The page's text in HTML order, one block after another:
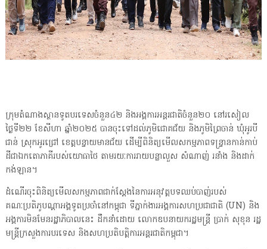
ក្រុមតំណាងស្ថានទូតបរទេសចំនួន៤២ និងអង្គការអន្តរជាតិចំនួន២០ នៅរសៀល
ថ្ងៃទី២២ ខែសីហា ឆ្នាំ២០២៥ បានចុះទៅដល់ភូមិជោគជ័យ និងភូមិព្រៃចាន់ ឃុំអូរបី
ជាន់ ស្រុកអូរជ្រៅ ខេត្តបន្ទាយមានជ័យ ដើម្បីពិនិត្យមើលសកម្មភាពទន្ទ្រានកាន់កាប់
ដីជាឯកតោភាគីរបស់យោធាថៃ តាមរយៈការរាយបន្លាលួស សំណាញ់ រនាំង និងដាក់
កង់ឡាន។
ដំណើរចុះពិនិត្យមើលសកម្មភាពជាក់ស្តែងនៃការអនុវត្តបទឈប់បាញ់របស់
គណៈប្រតិភូបណ្តាអង្គទូតប្រចាំនៅកម្ពុជា ទីភ្នាក់ងារអង្គការសហប្រជាជាតិ (UN) និង
អង្គការមិនមែនរដ្ឋាភិបាលនេះ ដឹកនាំដោយ លោកឧបនាយករដ្ឋមន្ត្រី ប្រាក់ សុខុន រដ្ឋ
មន្ត្រីក្រសួងការបរទេស និងសហប្រតិបត្តិការអន្តរជាតិកម្ពុជា។